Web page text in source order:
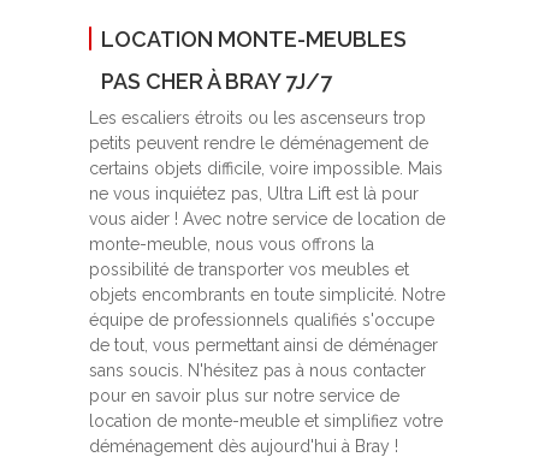
LOCATION MONTE-MEUBLES
PAS CHER À BRAY 7J/7
Les escaliers étroits ou les ascenseurs trop
petits peuvent rendre le déménagement de
certains objets difficile, voire impossible. Mais
ne vous inquiétez pas, Ultra Lift est là pour
vous aider ! Avec notre service de location de
monte-meuble, nous vous offrons la
possibilité de transporter vos meubles et
objets encombrants en toute simplicité. Notre
équipe de professionnels qualifiés s'occupe
de tout, vous permettant ainsi de déménager
sans soucis. N'hésitez pas à nous contacter
pour en savoir plus sur notre service de
location de monte-meuble et simplifiez votre
déménagement dès aujourd'hui à Bray !